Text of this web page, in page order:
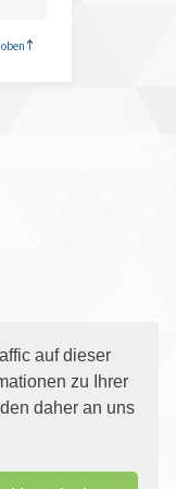
auf dieser
zu Ihrer
daher an uns